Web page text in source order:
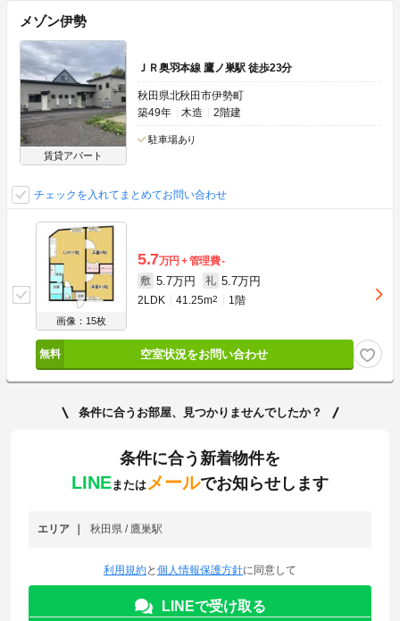
メゾン伊勢
賃貸アパート
ＪＲ奥羽本線 鷹ノ巣駅 徒歩23分
秋田県北秋田市伊勢町
築49年
木造 2階建
駐車場あり
チェックを入れてまとめてお問い合わせ
画像：15枚
5.7万円 管理費-
敷 5.7万円 礼 5.7万円
2LDK 41.25m2 1階
空室状況をお問い合わせ
条件に合うお部屋、見つかりませんでしたか？
条件に合う新着物件を
LINEまたは メールでお知らせします
エリア 秋田県 / 鷹巣駅
利用規約と 個人情報保護方針に同意して
LINEで受け取る